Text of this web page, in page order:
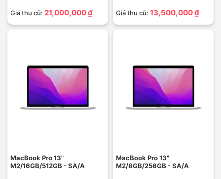
Giá thu cũ: 21,000,000 ₫ Giá thu cũ: 13,500,000 ₫
MacBook Pro 13"
M2/16GB/512GB - SA/A
MacBook Pro 13"
M2/8GB/256GB - SA/A